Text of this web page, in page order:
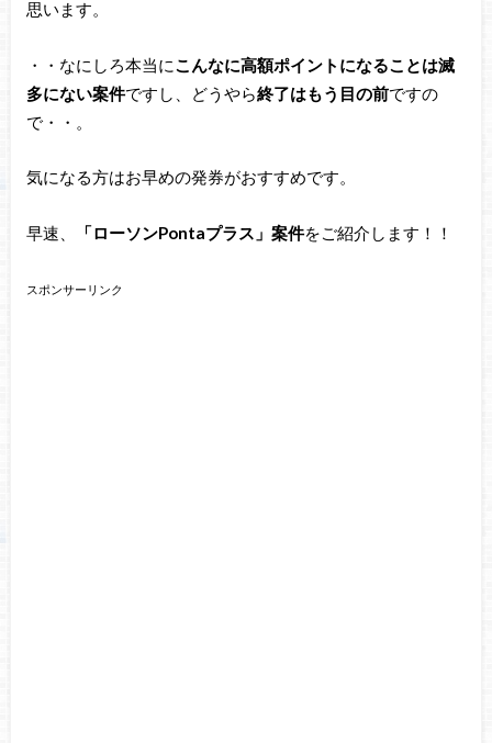
思います。
・・なにしろ本当に こんなに高額ポイントになることは滅
多にない案件ですし、どうやら終了はもう目の前ですの
で・・。
気になる方はお早めの発券がおすすめです。
早速、 「ローソンPontaプラス」案件をご紹介します！！
スポンサーリンク